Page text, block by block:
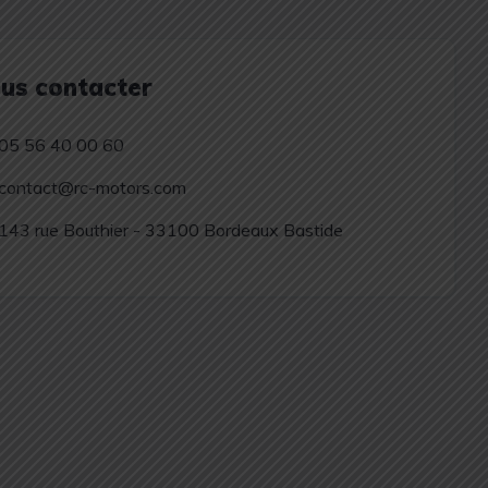
contacter
56 40 00 60
motors.com
rue Bouthier - 33100 Bordeaux Bastide